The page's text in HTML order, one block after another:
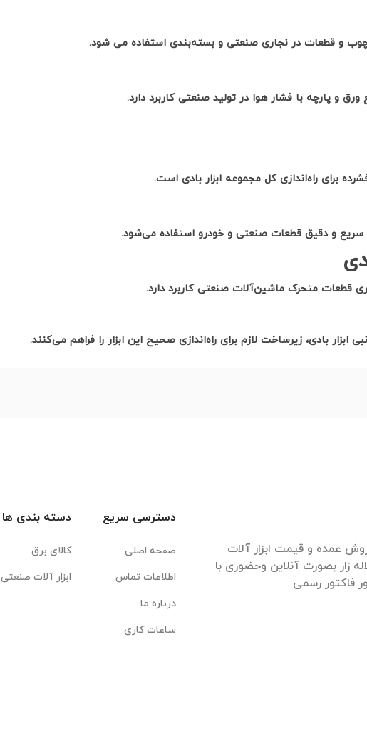
و قطعات در نجاری صنعتی و بسته‌بندی استفاده می شود.
و پارچه با فشار هوا در تولید صنعتی کاربرد دارد.
برای راه‌اندازی کل مجموعه ابزار بادی است.
و دقیق قطعات صنعتی و خودرو استفاده می‌شود.
قطعات متحرک ماشین‌آلات صنعتی کاربرد دارد.
ابزار بادی، زیرساخت لازم برای راه‌اندازی صحیح این ابزار را فراهم می‌کنند.
عمده و قیمت ابزار آلات
زار بصورت آنلاین وحضوری با
فاکتور رسمی
دسترسی سریع
صفحه اصلی
اطلاعات تماس
درباره ما
ساعات کاری
دسته بندی ها
کالای برق
ابزار آلات صنعتی